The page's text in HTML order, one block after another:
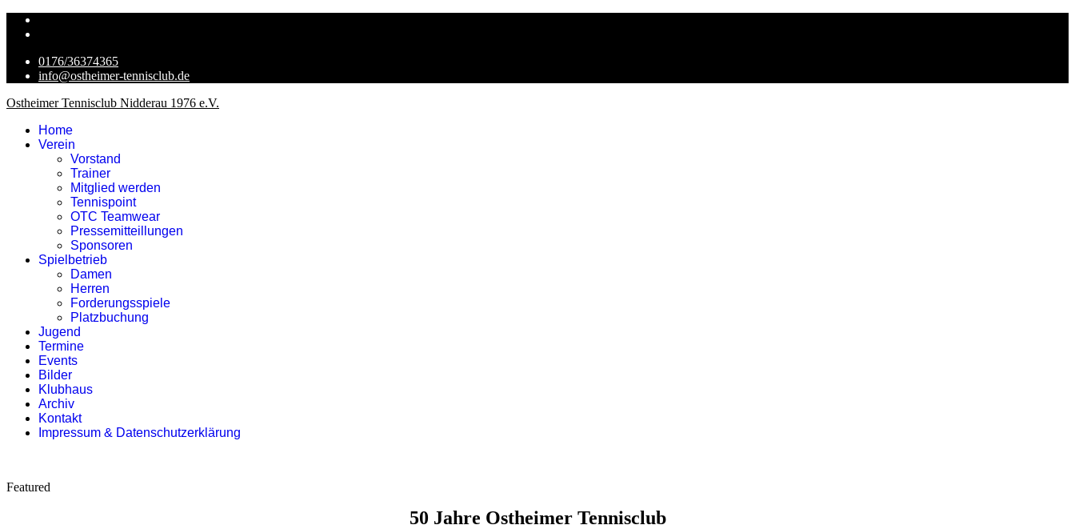
0176/36374365
info@ostheimer-tennisclub.de
Ostheimer Tennisclub Nidderau 1976 e.V.
Home
Verein
Vorstand
Trainer
Mitglied werden
Tennispoint
OTC Teamwear
Pressemitteillungen
Sponsoren
Spielbetrieb
Damen
Herren
Forderungsspiele
Platzbuchung
Jugend
Termine
Events
Bilder
Klubhaus
Archiv
Kontakt
Impressum & Datenschutzerklärung
Featured
50 Jahre Ostheimer Tennisclub